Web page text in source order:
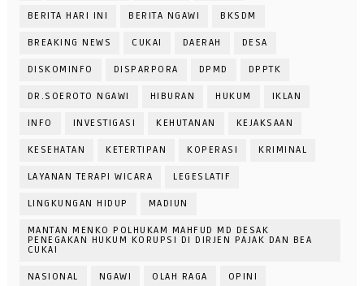
BERITA HARI INI BERITA NGAWI BKSDM
BREAKING NEWS CUKAI DAERAH DESA
DISKOMINFO DISPARPORA DPMD DPPTK
DR.SOEROTO NGAWI HIBURAN HUKUM IKLAN
INFO INVESTIGASI KEHUTANAN KEJAKSAAN
KESEHATAN KETERTIPAN KOPERASI KRIMINAL
LAYANAN TERAPI WICARA LEGESLATIF
LINGKUNGAN HIDUP MADIUN
MANTAN MENKO POLHUKAM MAHFUD MD DESAK
PENEGAKAN HUKUM KORUPSI DI DIRJEN PAJAK DAN BEA
CUKAI
NASIONAL NGAWI OLAH RAGA OPINI